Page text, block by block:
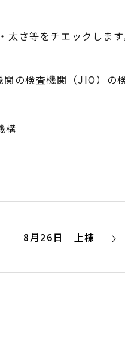
さ等をチエックします
の検査機関（JIO）の
構
8月26日 上棟